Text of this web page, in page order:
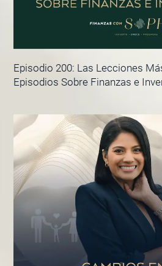
Episodio 200: Las Lecciones
Episodios Sobre Finanzas e